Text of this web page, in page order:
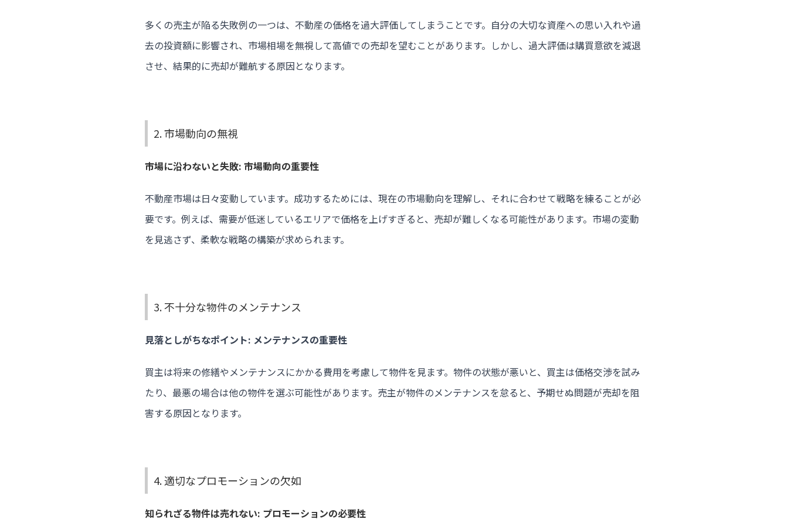
多くの売主が陥る失敗例の一つは、不動産の価格を過大評価してしまうことです。自分の大切な資産への思い入れや過
去の投資額に影響され、市場相場を無視して高値での売却を望むことがあります。しかし、過大評価は購買意欲を減退
させ、結果的に売却が難航する原因となります。
2. 市場動向の無視
市場に沿わないと失敗: 市場動向の重要性
不動産市場は日々変動しています。成功するためには、現在の市場動向を理解し、それに合わせて戦略を練ることが必
要です。例えば、需要が低迷しているエリアで価格を上げすぎると、売却が難しくなる可能性があります。市場の変動
を見逃さず、柔軟な戦略の構築が求められます。
3. 不十分な物件のメンテナンス
見落としがちなポイント: メンテナンスの重要性
買主は将来の修繕やメンテナンスにかかる費用を考慮して物件を見ます。物件の状態が悪いと、買主は価格交渉を試み
たり、最悪の場合は他の物件を選ぶ可能性があります。売主が物件のメンテナンスを怠ると、予期せぬ問題が売却を阻
害する原因となります。
4. 適切なプロモーションの欠如
知られざる物件は売れない: プロモーションの必要性